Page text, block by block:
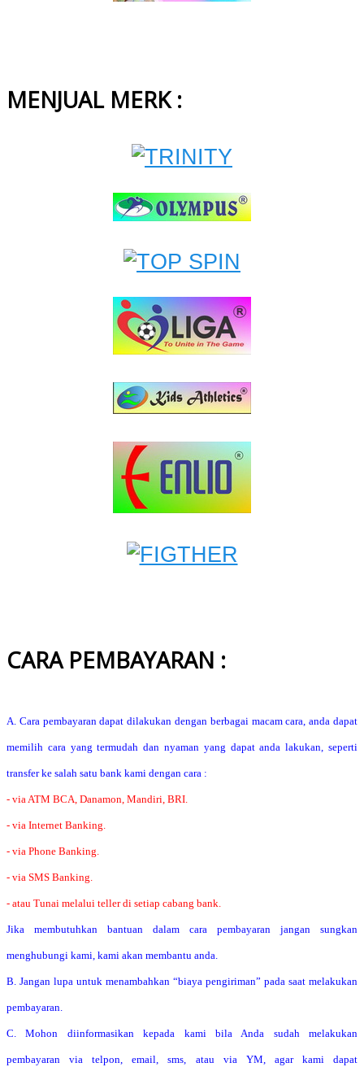
MENJUAL MERK :
CARA PEMBAYARAN :
A. Cara pembayaran dapat dilakukan dengan berbagai macam cara, anda dapat
memilih cara yang termudah dan nyaman yang dapat anda lakukan, seperti
transfer ke salah satu bank kami dengan cara :
- via ATM BCA, Danamon, Mandiri, BRI.
- via Internet Banking.
- via Phone Banking.
- via SMS Banking.
- atau Tunai melalui teller di setiap cabang bank.
Jika membutuhkan bantuan dalam cara pembayaran jangan sungkan
menghubungi kami, kami akan membantu anda.
B. Jangan lupa untuk menambahkan “biaya pengiriman” pada saat melakukan
pembayaran.
C. Mohon diinformasikan kepada kami bila Anda sudah melakukan
pembayaran via telpon, email, sms, atau via YM, agar kami dapat